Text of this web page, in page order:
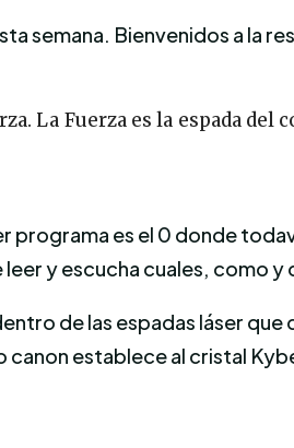
semana. Bienvenidos a la
La Fuerza es la espada del
programa es el 0 donde
y escucha cuales, como y
de las espadas láser que
canon establece al cristal